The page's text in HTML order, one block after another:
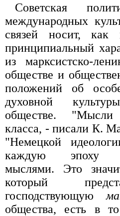
Советская
международных
связей носит, как
принципиальный
из марксистско-
обществе и
положений об
духовной
обществе. "Мысли
класса, - писали К.
"Немецкой
каждую эпоху
мыслями. Это
который
господствующую
общества, есть в